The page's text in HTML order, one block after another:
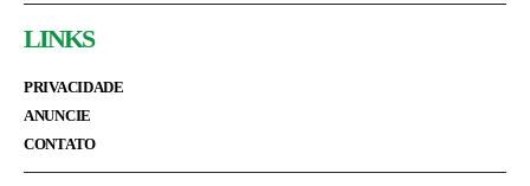
LINKS
PRIVACIDADE
ANUNCIE
CONTATO